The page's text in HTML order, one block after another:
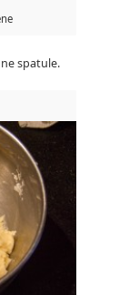
spatule.